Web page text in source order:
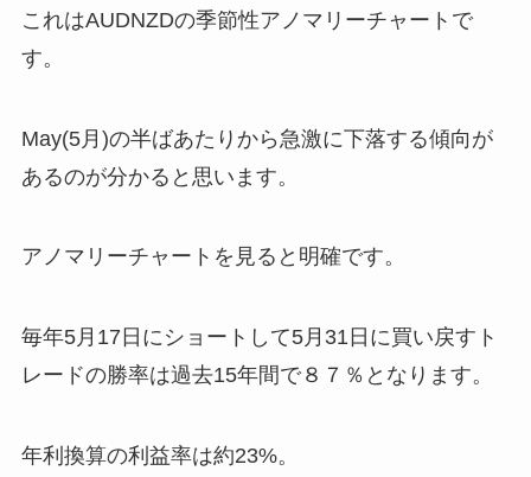
これはAUDNZDの季節性アノマリーチャートで
す。
May(5月)の半ばあたりから急激に下落する傾向が
あるのが分かると思います。
アノマリーチャートを見ると明確です。
毎年5月17日にショートして5月31日に買い戻すト
レードの勝率は過去15年間で８７％となります。
年利換算の利益率は約23%。